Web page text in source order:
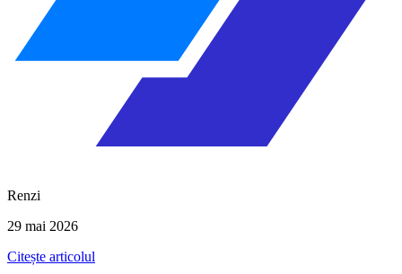
Renzi
29 mai 2026
Citește articolul